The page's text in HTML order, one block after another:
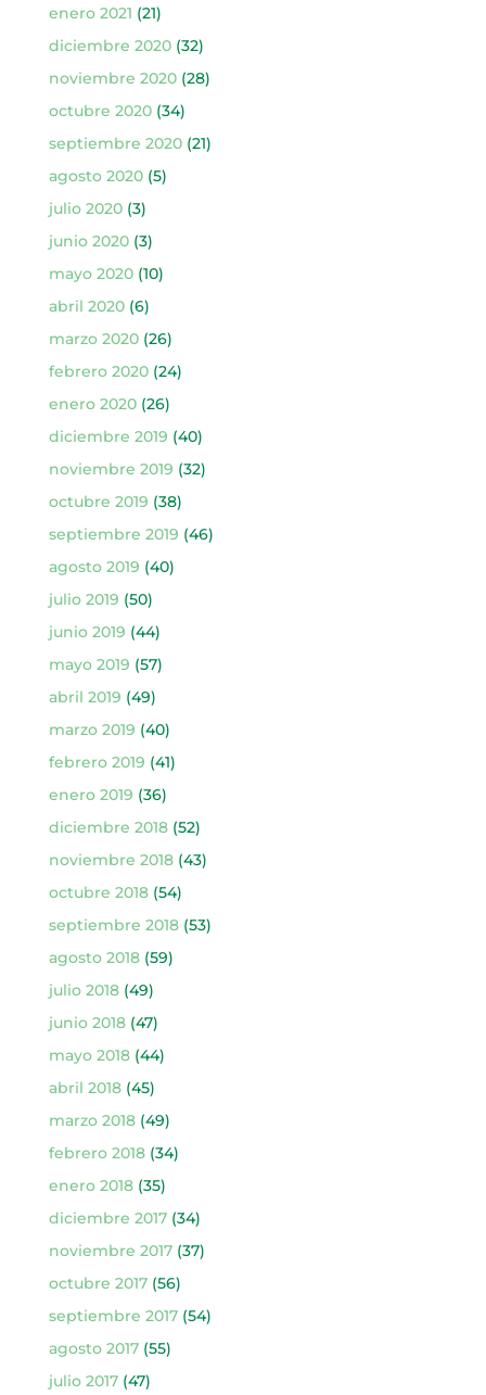
enero 2021 (21)
diciembre 2020(32)
noviembre 2020(28)
octubre 2020(34)
septiembre 2020(21)
agosto 2020(5)
julio 2020(3)
junio 2020(3)
mayo 2020(10)
abril 2020(6)
marzo 2020(26)
febrero 2020(24)
enero 2020(26)
diciembre 2019 (40)
noviembre 2019 (32)
octubre 2019 (38)
septiembre 2019 (46)
agosto 2019 (40)
julio 2019 (50)
junio 2019 (44)
mayo 2019 (57)
abril 2019 (49)
marzo 2019 (40)
febrero 2019 (41)
enero 2019 (36)
diciembre 2018(52)
noviembre 2018(43)
octubre 2018(54)
septiembre 2018(53)
agosto 2018(59)
julio 2018(49)
junio 2018(47)
mayo 2018(44)
abril 2018(45)
marzo 2018(49)
febrero 2018(34)
enero 2018(35)
diciembre 2017(34)
noviembre 2017(37)
octubre 2017(56)
septiembre 2017(54)
agosto 2017(55)
julio 2017(47)